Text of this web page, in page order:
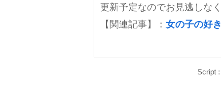
更新予定なのでお見逃しな
【関連記事】： 女の子の好
Script